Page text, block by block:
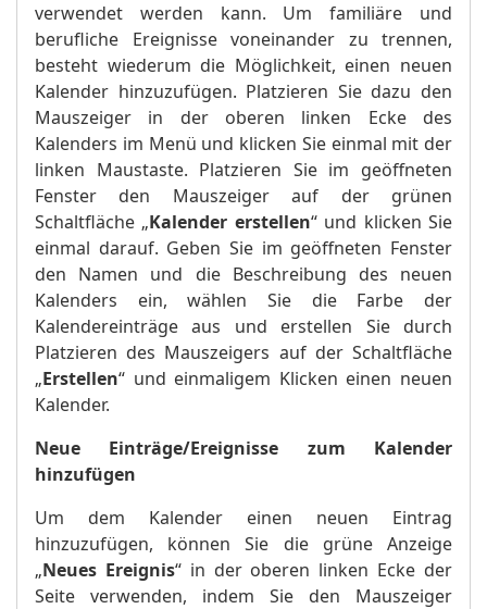
verwendet werden kann. Um familiäre und
berufliche Ereignisse voneinander zu trennen,
besteht wiederum die Möglichkeit, einen neuen
Kalender hinzuzufügen. Platzieren Sie dazu den
Mauszeiger in der oberen linken Ecke des
Kalenders im Menü und klicken Sie einmal mit der
linken Maustaste. Platzieren Sie im geöffneten
Fenster den Mauszeiger auf der grünen
Schaltfläche „Kalender erstellen“ und klicken Sie
einmal darauf. Geben Sie im geöffneten Fenster
den Namen und die Beschreibung des neuen
Kalenders ein, wählen Sie die Farbe der
Kalendereinträge aus und erstellen Sie durch
Platzieren des Mauszeigers auf der Schaltfläche
„Erstellen“ und einmaligem Klicken einen neuen
Kalender.
Neue Einträge/Ereignisse zum Kalender
hinzufügen
Um dem Kalender einen neuen Eintrag
hinzuzufügen, können Sie die grüne Anzeige
„Neues Ereignis“ in der oberen linken Ecke der
Seite verwenden, indem Sie den Mauszeiger